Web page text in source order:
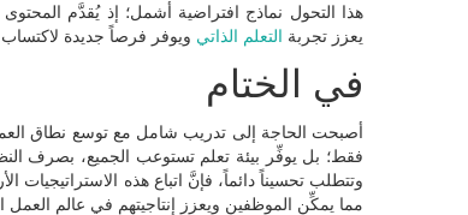
هذا التحول نماذج افتراضية أشمل؛ إذ يُقدَّم
يعزز تجربة التعلم الذاتي ويوفر فرصاً جديدة لاكتساب
في الختام
أصبحت الحاجة إلى تدريب شامل مع توسع نطاق
فقط؛ بل يوفِّر بيئة تعلم تستوعب الجميع، بصرف
وتتطلب تحسيناً دائماً، فإنَّ اتباع هذه الاستراتيجيات
مما يمكِّن الموظفين ويعزز إنتاجيتهم في عالم العمل